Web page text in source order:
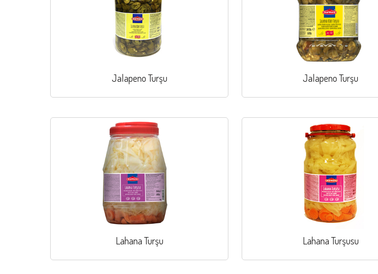
Jalapeno Turşu Jalapeno Turşu
Lahana Turşu Lahana Turşusu